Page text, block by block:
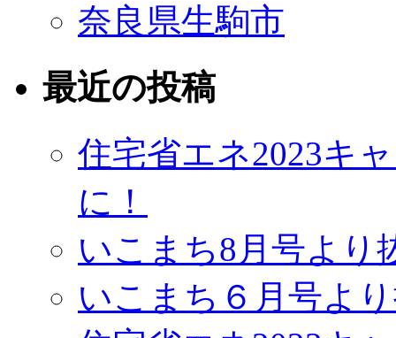
奈良県生駒市
最近の投稿
住宅省エネ2023キ
に！
いこまち8月号よ
いこまち６月号よ